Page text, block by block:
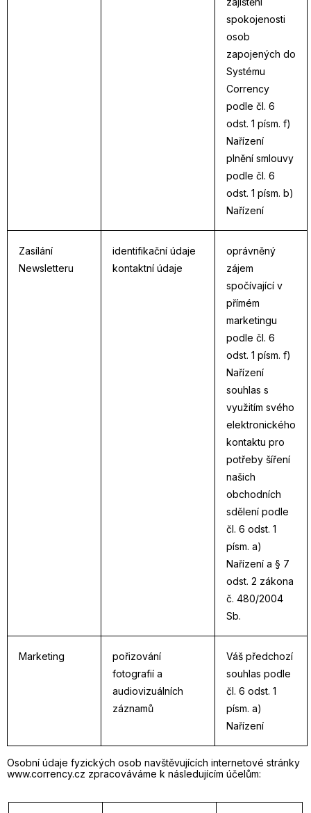
spokojenosti
osob
zapojených do
Systému
Corrency
podle čl. 6
odst. 1 písm. f)
Nařízení
plnění smlouvy
podle čl. 6
odst. 1 písm. b)
Nařízení
Zasílání
Newsletteru
identifikační údaje
kontaktní údaje
oprávněný
zájem
spočívající v
přímém
marketingu
podle čl. 6
odst. 1 písm. f)
Nařízení
souhlas s
využitím svého
elektronického
kontaktu pro
potřeby šíření
našich
obchodních
sdělení podle
čl. 6 odst. 1
písm. a)
Nařízení a § 7
odst. 2 zákona
č. 480/2004
Sb.
Marketing
pořizování
fotografií a
audiovizuálních
záznamů
Váš předchozí
souhlas podle
čl. 6 odst. 1
písm. a)
Nařízení
Osobní údaje fyzických osob navštěvujících internetové stránky
www.corrency.cz zpracováváme k následujícím účelům: